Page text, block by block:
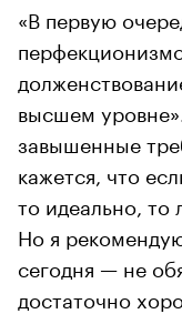
«В первую
высшем
завышенные
кажется, что
то идеально, то
Но я
сегодня — не
достаточно